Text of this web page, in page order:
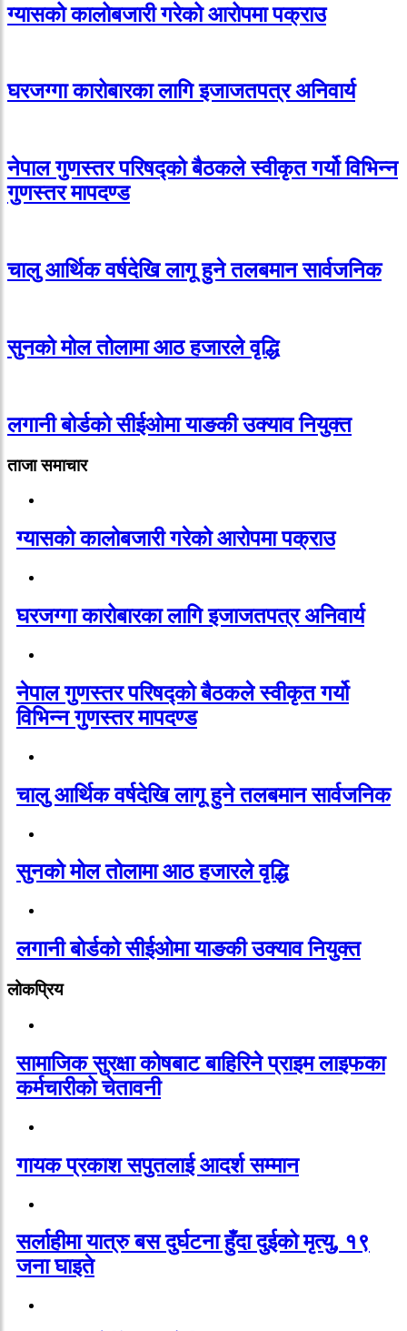
ग्यासको कालोबजारी गरेको आरोपमा पक्राउ
घरजग्गा कारोबारका लागि इजाजतपत्र अनिवार्य
नेपाल गुणस्तर परिषद्को बैठकले स्वीकृत गर्यो विभिन्न
गुणस्तर मापदण्ड
चालु आर्थिक वर्षदेखि लागू हुने तलबमान सार्वजनिक
सुनको मोल तोलामा आठ हजारले वृद्धि
लगानी बोर्डको सीईओमा याङकी उक्याव नियुक्त
ताजा समाचार
ग्यासको कालोबजारी गरेको आरोपमा पक्राउ
घरजग्गा कारोबारका लागि इजाजतपत्र अनिवार्य
नेपाल गुणस्तर परिषद्को बैठकले स्वीकृत गर्यो
विभिन्न गुणस्तर मापदण्ड
चालु आर्थिक वर्षदेखि लागू हुने तलबमान सार्वजनिक
सुनको मोल तोलामा आठ हजारले वृद्धि
लगानी बोर्डको सीईओमा याङकी उक्याव नियुक्त
लोकप्रिय
सामाजिक सुरक्षा कोषबाट बाहिरिने प्राइम लाइफका
कर्मचारीको चेतावनी
गायक प्रकाश सपुतलाई आदर्श सम्मान
सर्लाहीमा यात्रु बस दुर्घटना हुँदा दुईको मृत्यु, १९
जना घाइते